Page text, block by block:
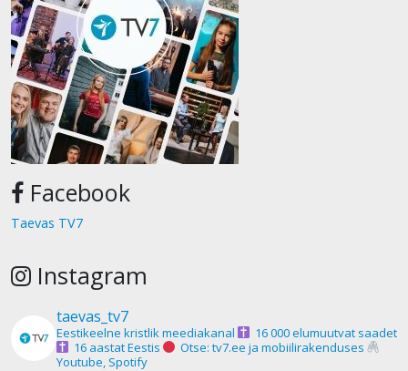
Facebook
Taevas TV7
Instagram
taevas_tv7
Eestikeelne kristlik meediakanal
16 000 elumuutvat saadet
16 aastat Eestis
Otse: tv7.ee ja mobiilirakenduses
Youtube, Spotify